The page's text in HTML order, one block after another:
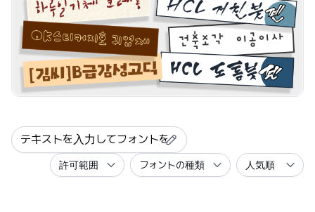
許可範囲 フォントの種類 人気順